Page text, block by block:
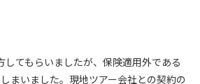
してもらいましたが、保険適用外である
まいました。現地ツアー会社との契約の